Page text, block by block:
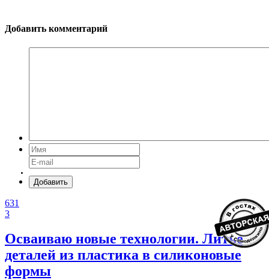
Добавить комментарий
Добавить
631
3
Осваиваю новые технологии. Литье
деталей из пластика в силиконовые
формы